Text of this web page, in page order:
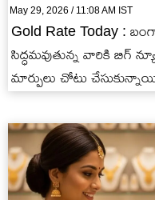
May 29, 2026 / 11:08 AM IST
Gold Rate Today :
సిద్ధమవుతున్న వారికి బిగ్
మార్పులు చోటు